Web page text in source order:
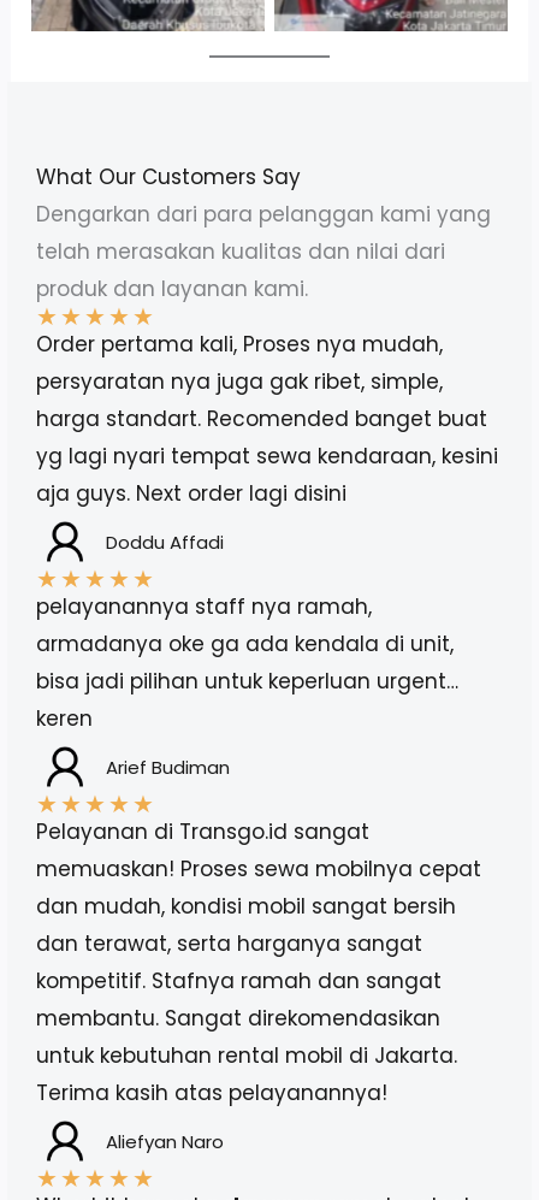
What Our Customers Say
Dengarkan dari para pelanggan kami yang
telah merasakan kualitas dan nilai dari
produk dan layanan kami.
★★★★★
Order pertama kali, Proses nya mudah,
persyaratan nya juga gak ribet, simple,
harga standart. Recomended banget buat
yg lagi nyari tempat sewa kendaraan, kesini
aja guys. Next order lagi disini
Doddu Affadi
★★★★★
pelayanannya staff nya ramah,
armadanya oke ga ada kendala di unit,
bisa jadi pilihan untuk keperluan urgent…
keren
Arief Budiman
★★★★★
Pelayanan di Transgo.id sangat
memuaskan! Proses sewa mobilnya cepat
dan mudah, kondisi mobil sangat bersih
dan terawat, serta harganya sangat
kompetitif. Stafnya ramah dan sangat
membantu. Sangat direkomendasikan
untuk kebutuhan rental mobil di Jakarta.
Terima kasih atas pelayanannya!
Aliefyan Naro
★★★★★